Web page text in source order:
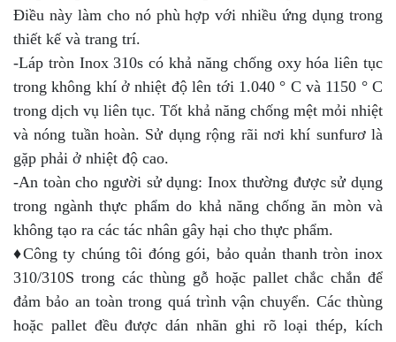
Điều này làm cho nó phù hợp với nhiều ứng dụng trong
thiết kế và trang trí.
-Láp tròn Inox 310s có khả năng chống oxy hóa liên tục
trong không khí ở nhiệt độ lên tới 1.040 ° C và 1150 ° C
trong dịch vụ liên tục. Tốt khả năng chống mệt mỏi nhiệt
và nóng tuần hoàn. Sử dụng rộng rãi nơi khí sunfurơ là
gặp phải ở nhiệt độ cao.
-An toàn cho người sử dụng: Inox thường được sử dụng
trong ngành thực phẩm do khả năng chống ăn mòn và
không tạo ra các tác nhân gây hại cho thực phẩm.
♦Công ty chúng tôi đóng gói, bảo quản thanh tròn inox
310/310S trong các thùng gỗ hoặc pallet chắc chắn để
đảm bảo an toàn trong quá trình vận chuyển. Các thùng
hoặc pallet đều được dán nhãn ghi rõ loại thép, kích